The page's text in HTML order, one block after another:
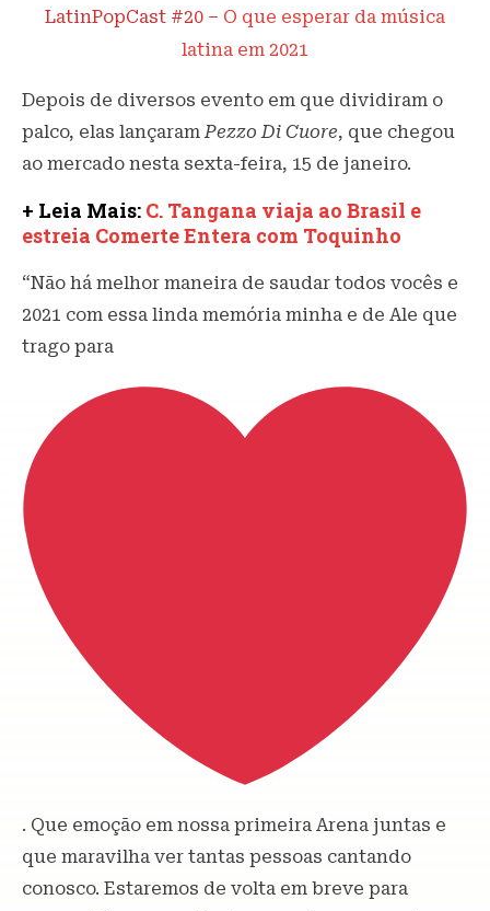
LatinPopCast #20 – O que esperar da música
latina em 2021
Depois de diversos evento em que dividiram o
palco, elas lançaram Pezzo Di Cuore, que chegou
ao mercado nesta sexta-feira, 15 de janeiro.
+ Leia Mais: C. Tangana viaja ao Brasil e
estreia Comerte Entera com Toquinho
“Não há melhor maneira de saudar todos vocês e
2021 com essa linda memória minha e de Ale que
trago para
. Que emoção em nossa primeira Arena juntas e
que maravilha ver tantas pessoas cantando
conosco. Estaremos de volta em breve para